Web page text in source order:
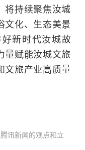
将持续聚焦汝城
文化、生态美景
新时代汝城故
量赋能汝城文旅
文旅产业高质量
讯新闻的观点和立